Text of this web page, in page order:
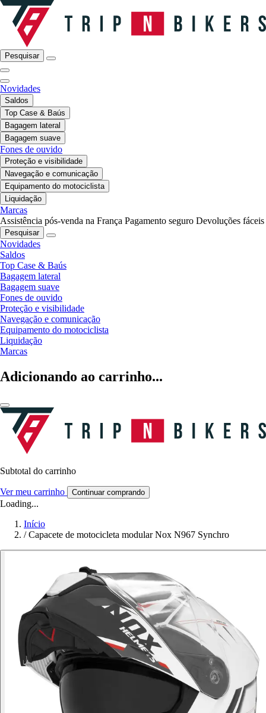
Pesquisar
Novidades
Saldos
Top Case & Baús
Bagagem lateral
Bagagem suave
Fones de ouvido
Proteção e visibilidade
Navegação e comunicação
Equipamento do motociclista
Liquidação
Marcas
Assistência pós-venda na França Pagamento seguro Devoluções fáceis
Pesquisar
Novidades
Saldos
Top Case & Baús
Bagagem lateral
Bagagem suave
Fones de ouvido
Proteção e visibilidade
Navegação e comunicação
Equipamento do motociclista
Liquidação
Marcas
Adicionando ao carrinho...
Subtotal do carrinho
Ver meu carrinho Continuar comprando
Loading...
Início
/ Capacete de motocicleta modular Nox N967 Synchro